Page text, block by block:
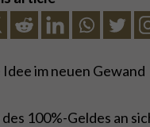
Idee im neuen Gewand
100%-Geldes an